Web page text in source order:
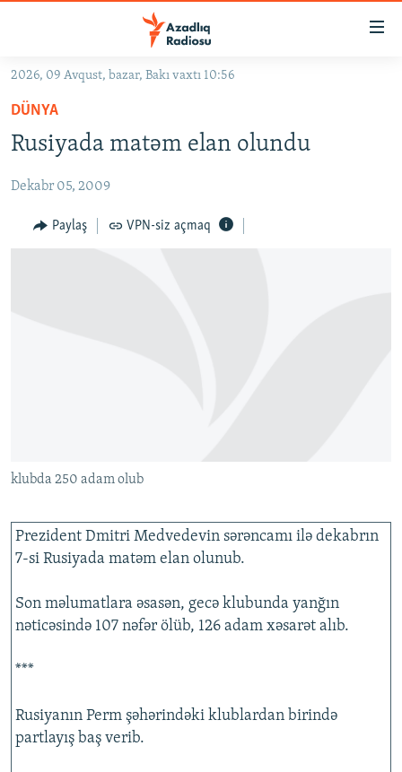
Əsas
qayıt
Əsas
naviqasiyaya
qayıt
KORRUPSIOMETR
#ƏSLINDƏ
FƏRQƏ BAX
İZ - MƏDƏNIYYƏT PROQRAMI
MATERIALLARIMIZDAN ISTIFADƏ
BIZIMLƏ ƏLAQƏ
RFE/RL-in bütün saytları
2026, 09 Avqust, bazar, Bakı vaxtı 10:56
DÜNYA
Rusiyada matəm elan olundu
Dekabr 05, 2009
Paylaş VPN-siz açmaq
klubda 250 adam olub
Prezident Dmitri Medvedevin sərəncamı ilə dekabrın
7-si Rusiyada matəm elan olunub.
Son məlumatlara əsasən, gecə klubunda yanğın
nəticəsində 107 nəfər ölüb, 126 adam xəsarət alıb.
***
Rusiyanın Perm şəhərindəki klublardan birində
partlayış baş verib.